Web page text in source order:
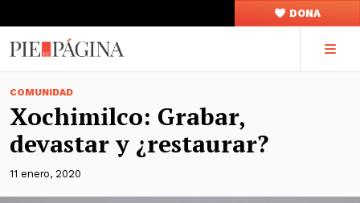
DONA
COMUNIDAD
Xochimilco: Grabar,
devastar y ¿restaurar?
11 enero, 2020